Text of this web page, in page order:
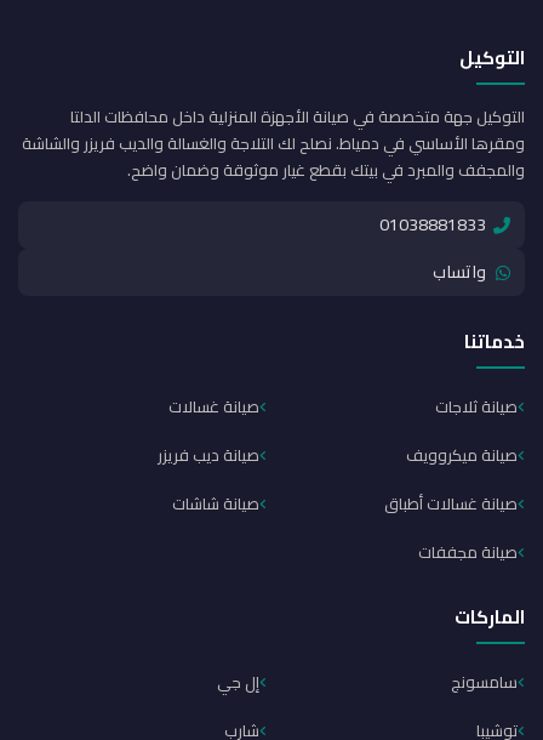
التوكيل
التوكيل جهة متخصصة في صيانة الأجهزة المنزلية داخل محافظات الدلتا
ومقرها الأساسي في دمياط. نصلح لك التلاجة والغسالة والديب فريزر والشاشة
والمجفف والمبرد في بيتك بقطع غيار موثوقة وضمان واضح.
01038881833
واتساب
خدماتنا
صيانة ثلاجات
صيانة غسالات
صيانة ميكروويف
صيانة ديب فريزر
صيانة غسالات أطباق
صيانة شاشات
صيانة مجففات
الماركات
سامسونج
إل جي
توشيبا
شارب